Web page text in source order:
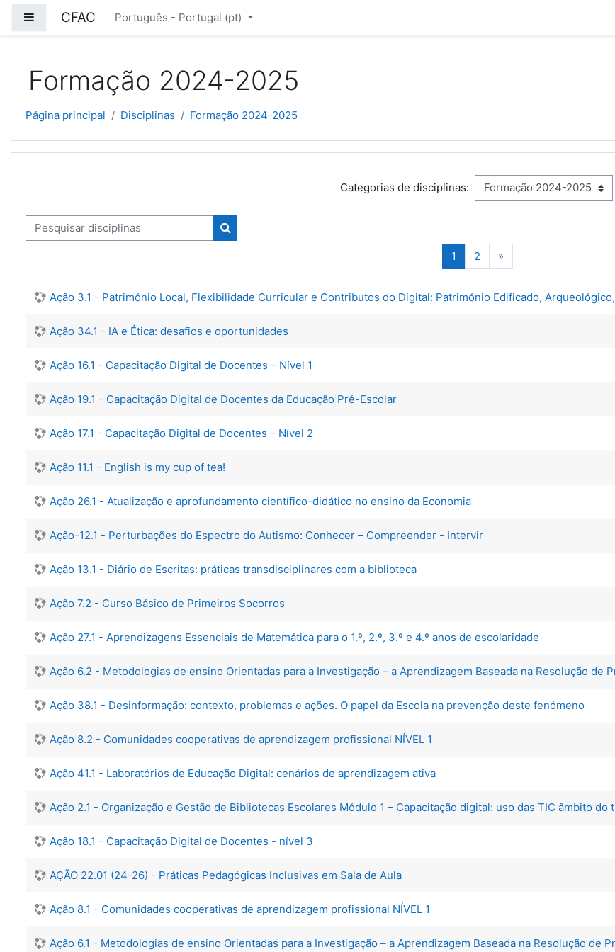
Painel lateral
CFAC Português - Portugal ‎(pt)‎
Formação 2024-2025
Página principal Disciplinas Formação 2024-2025
Categorias de disciplinas:
Pesquisar disciplinas
Pesquisar disciplinas
1 Página 1
2Página 2
»Página seguinte
Ação 3.1 - Património Local, Flexibilidade Curricular e Contributos do Digital: Património Edificado,
Ação 34.1 - IA e Ética: desafios e oportunidades
Ação 16.1 - Capacitação Digital de Docentes – Nível 1
Ação 19.1 - Capacitação Digital de Docentes da Educação Pré-Escolar
Ação 17.1 - Capacitação Digital de Docentes – Nível 2
Ação 11.1 - English is my cup of tea!
Ação 26.1 - Atualização e aprofundamento científico-didático no ensino da Economia
Ação-12.1 - Perturbações do Espectro do Autismo: Conhecer – Compreender - Intervir
Ação 13.1 - Diário de Escritas: práticas transdisciplinares com a biblioteca
Ação 7.2 - Curso Básico de Primeiros Socorros
Ação 27.1 - Aprendizagens Essenciais de Matemática para o 1.º, 2.º, 3.º e 4.º anos de escolaridade
Ação 6.2 - Metodologias de ensino Orientadas para a Investigação – a Aprendizagem Baseada na Resolução de
Ação 38.1 - Desinformação: contexto, problemas e ações. O papel da Escola na prevenção deste fenómeno
Ação 8.2 - Comunidades cooperativas de aprendizagem profissional NÍVEL 1
Ação 41.1 - Laboratórios de Educação Digital: cenários de aprendizagem ativa
Ação 2.1 - Organização e Gestão de Bibliotecas Escolares Módulo 1 – Capacitação digital: uso das TIC âmbito
Ação 18.1 - Capacitação Digital de Docentes - nível 3
AÇÃO 22.01 (24-26) - Práticas Pedagógicas Inclusivas em Sala de Aula
Ação 8.1 - Comunidades cooperativas de aprendizagem profissional NÍVEL 1
Ação 6.1 - Metodologias de ensino Orientadas para a Investigação – a Aprendizagem Baseada na Resolução de